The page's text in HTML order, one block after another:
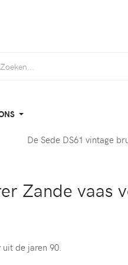
De Sede DS61 vintage
Zande vaas
de jaren 90.